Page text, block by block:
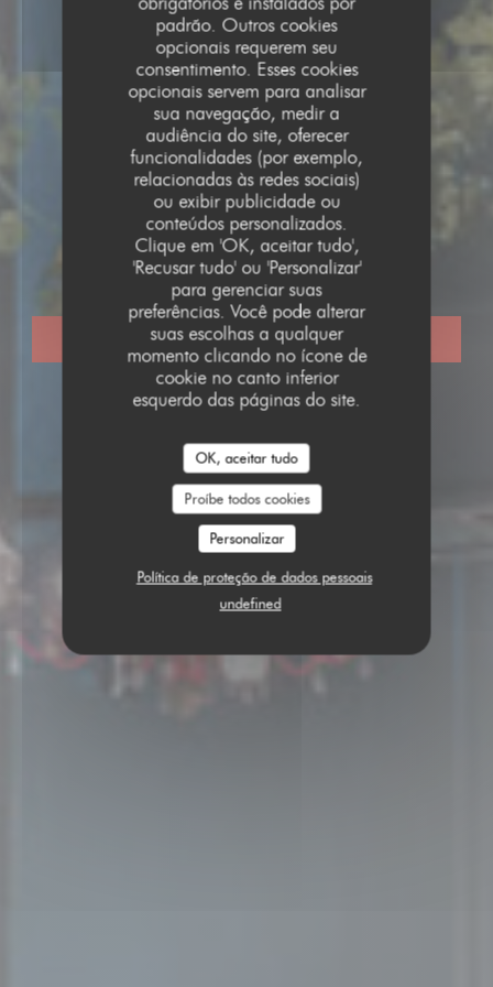
padrão. Outros cookies
opcionais requerem seu
consentimento. Esses cookies
opcionais servem para analisar
sua navegação, medir a
audiência do site, oferecer
funcionalidades (por exemplo,
relacionadas às redes sociais)
ou exibir publicidade ou
conteúdos personalizados.
Clique em 'OK, aceitar tudo',
'Recusar tudo' ou 'Personalizar'
para gerenciar suas
preferências. Você pode alterar
suas escolhas a qualquer
momento clicando no ícone de
cookie no canto inferior
esquerdo das páginas do site.
OK, aceitar tudo
Proíbe todos cookies
Personalizar
Política de proteção de dados pessoais
undefined
• STRASBOURG
BIM! Bistrot du Maillon
RESERVAR UMA MESA